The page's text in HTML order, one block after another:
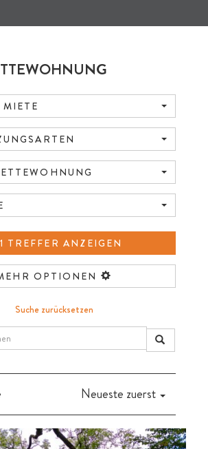
1 TREFFER ANZEIGEN
OPTIONEN
Suche zurücksetzen
Neueste zuerst